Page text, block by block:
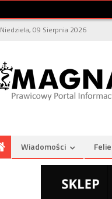
Niedziela, 09 Sierpnia 2026
Wiadomości